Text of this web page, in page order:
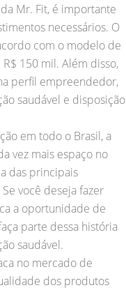
Mr. Fit, é importante
necessários. O
com o modelo de
150 mil. Além disso,
perfil empreendedor,
saudável e disposição
em todo o Brasil, a
vez mais espaço no
das principais
você deseja fazer
a oportunidade de
parte dessa história
saudável.
no mercado de
dos produtos